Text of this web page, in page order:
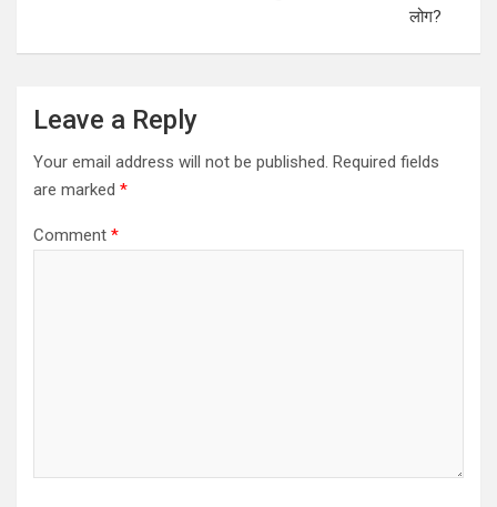
लोग?
Leave a Reply
Your email address will not be published. Required fields
are marked *
Comment *